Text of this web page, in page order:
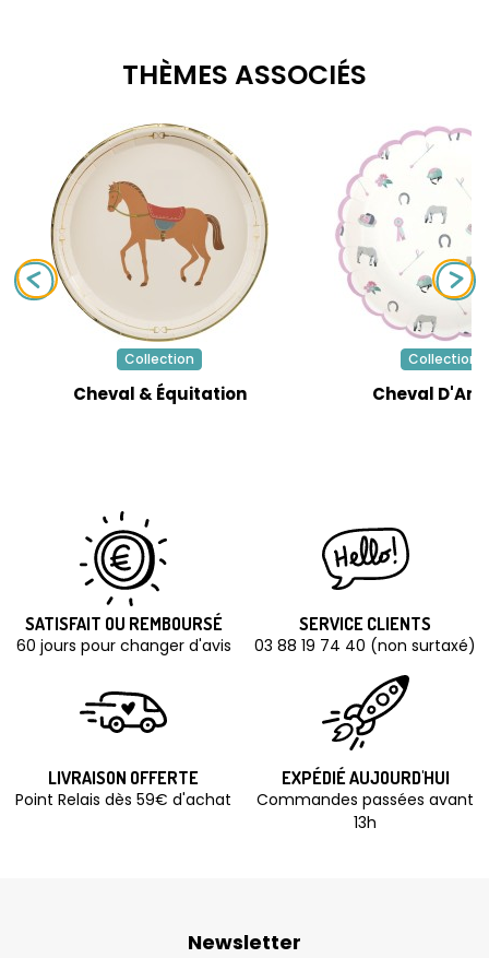
THÈMES ASSOCIÉS
Collection
Cheval & Équitation
Collection
Cheval
SATISFAIT OU REMBOURSÉ
60 jours pour changer d'avis
SERVICE CLIENTS
03 88 19 74 40 (non surtaxé)
LIVRAISON OFFERTE
Point Relais dès 59€ d'achat
EXPÉDIÉ AUJOURD'HUI
Commandes passées avant
13h
Newsletter